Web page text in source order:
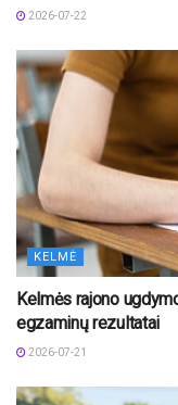
2026-07-22
KELMĖ
Kelmės rajono
egzaminų rezultatai
2026-07-21